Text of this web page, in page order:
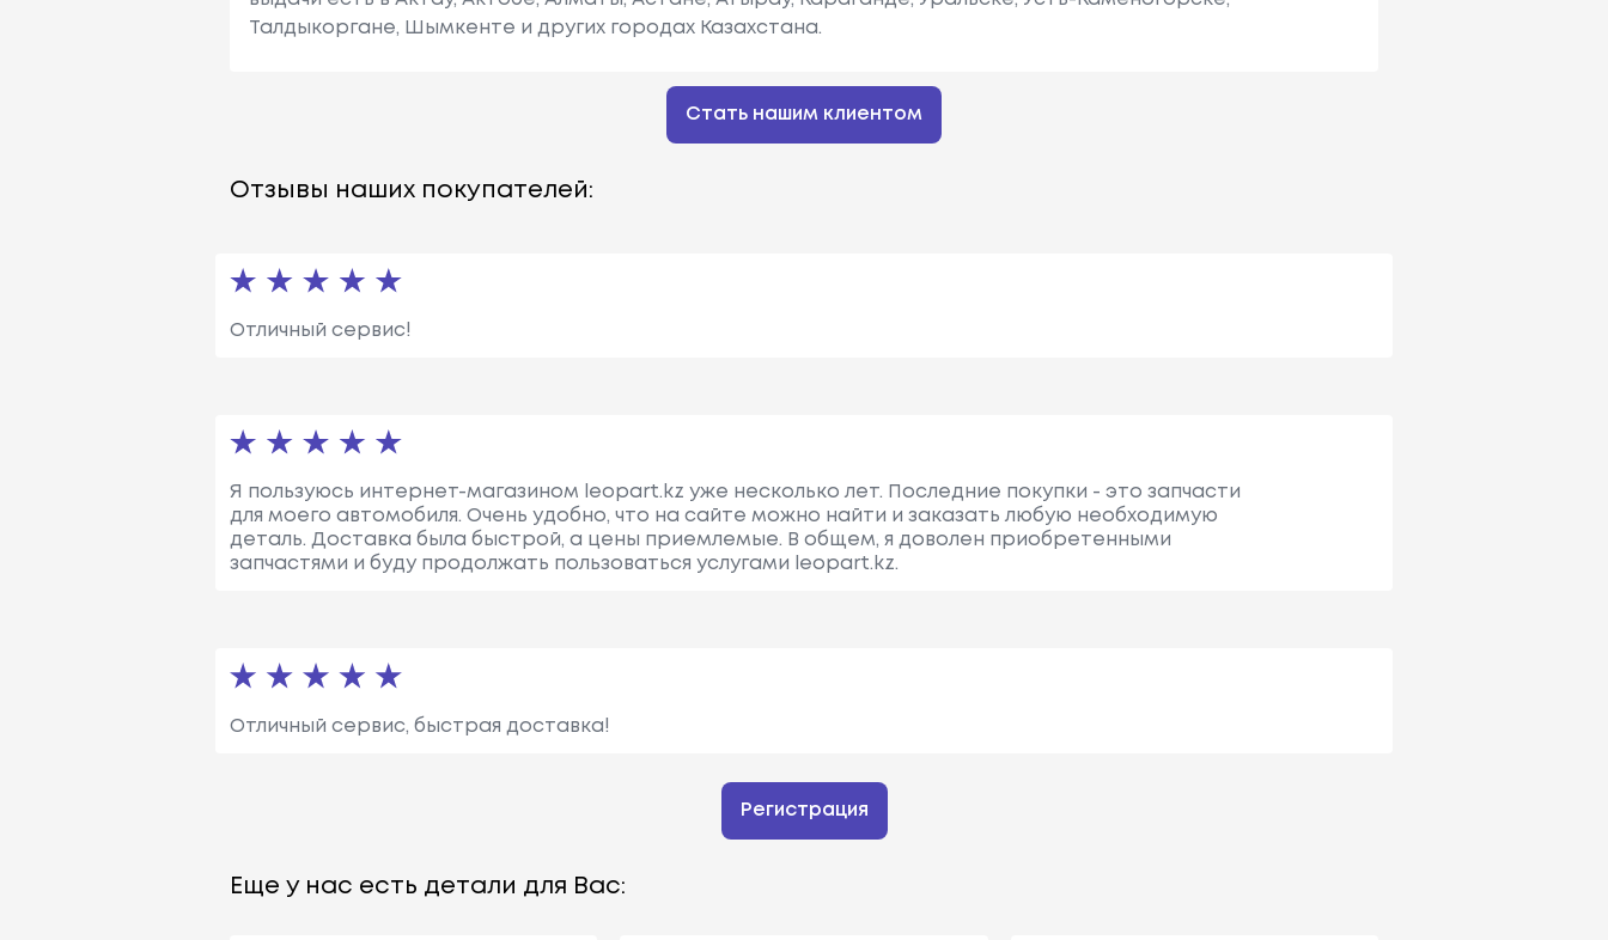
Талдыкоргане, Шымкенте и других городах Казахстана.
Стать нашим клиентом
Отзывы наших покупателей:
Отличный сервис!
Я пользуюсь интернет-магазином leopart.kz уже несколько лет. Последние покупки - это запчасти
для моего автомобиля. Очень удобно, что на сайте можно найти и заказать любую необходимую
деталь. Доставка была быстрой, а цены приемлемые. В общем, я доволен приобретенными
запчастями и буду продолжать пользоваться услугами leopart.kz.
Отличный сервис, быстрая доставка!
Регистрация
Еще у нас есть детали для Вас: